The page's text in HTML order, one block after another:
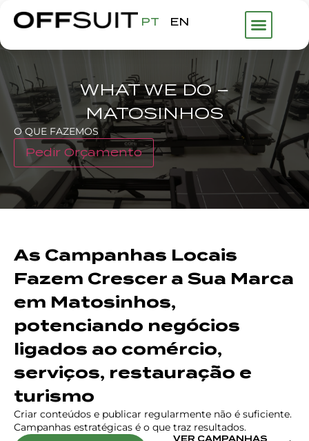
PT EN
WHAT WE DO –
MATOSINHOS
O QUE FAZEMOS
Pedir Orçamento
As Campanhas Locais
Fazem Crescer a Sua Marca
em Matosinhos,
potenciando negócios
ligados ao comércio,
serviços, restauração e
turismo
Criar conteúdos e publicar regularmente não é suficiente.
Campanhas estratégicas é o que traz resultados.
VER CAMPANHAS